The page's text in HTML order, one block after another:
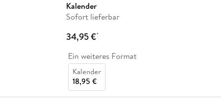
Kalender
Sofort lieferbar
34,95 €*
Ein weiteres Format
Kalender
18,95 €